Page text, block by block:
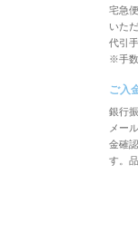
宅急
いた
代引
※手数
ご入
銀行
メー
金確
す。